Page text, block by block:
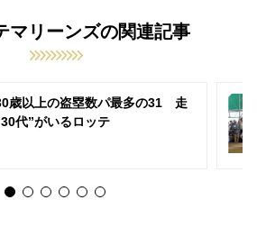
マリーンズの関連記事
歳以上の盗塁数パ最多の31 走
代”がいるロッテ